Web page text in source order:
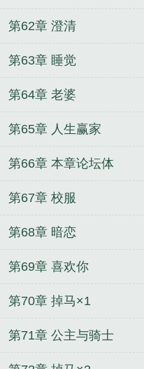
第62章 澄清
第63章 睡觉
第64章 老婆
第65章 人生赢家
第66章 本章论坛体
第67章 校服
第68章 暗恋
第69章 喜欢你
第70章 掉马×1
第71章 公主与骑士